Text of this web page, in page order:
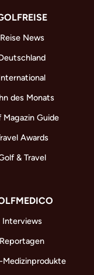
Reise News
des Monats
Magazin Guide
Awards
& Travel
Interviews
Reportagen